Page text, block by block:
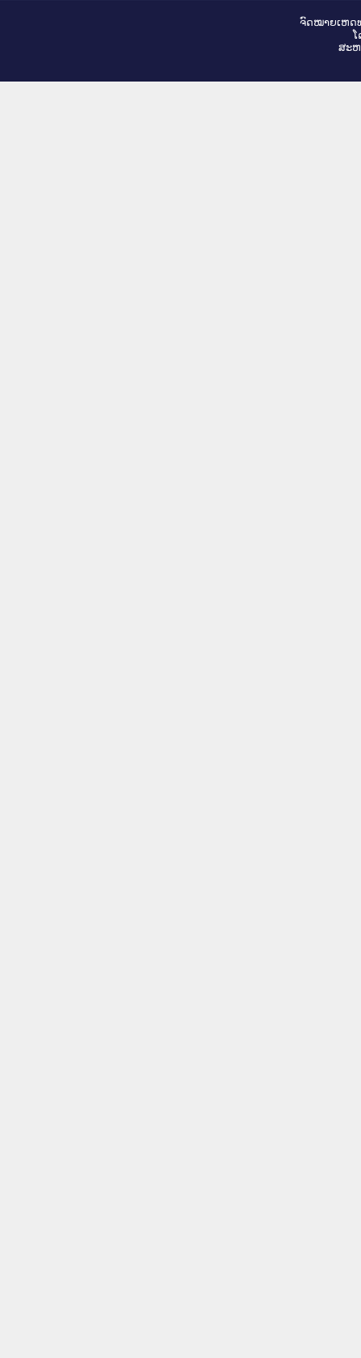
ຈົດ​ໝາຍ​ເຫດ​
ສະ​ຫ